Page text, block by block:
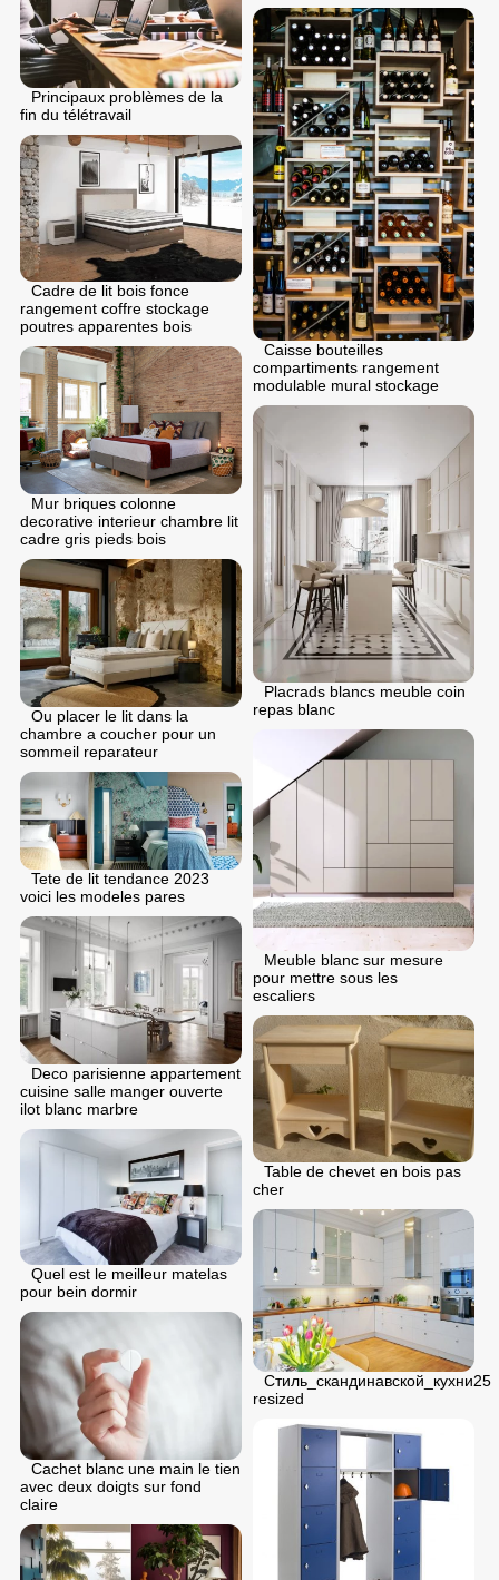
Principaux problèmes de la
fin du télétravail
Caisse bouteilles
compartiments rangement
modulable mural stockage
Cadre de lit bois fonce
rangement coffre stockage
poutres apparentes bois
Mur briques colonne
decorative interieur chambre lit
cadre gris pieds bois
Placrads blancs meuble coin
repas blanc
Ou placer le lit dans la
chambre a coucher pour un
sommeil reparateur
Meuble blanc sur mesure
pour mettre sous les
escaliers
Tete de lit tendance 2023
voici les modeles pares
Deco parisienne appartement
cuisine salle manger ouverte
ilot blanc marbre
Table de chevet en bois pas
cher
Quel est le meilleur matelas
pour bein dormir
Стиль_скандинавской_кухни25
resized
Cachet blanc une main le tien
avec deux doigts sur fond
claire